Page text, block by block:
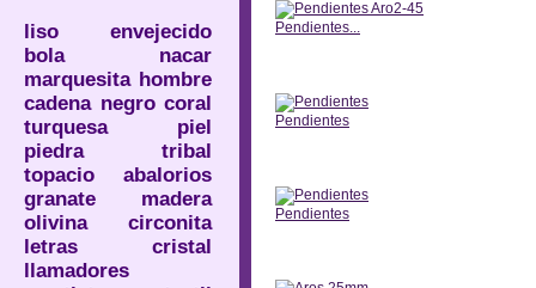
liso
envejecido
bola
nacar
marquesita hombre
cadena negro coral
turquesa
piel
piedra
tribal
topacio
abalorios
granate
madera
olivina
circonita
letras
cristal
llamadores
Pendientes...
Pendientes
Pendientes